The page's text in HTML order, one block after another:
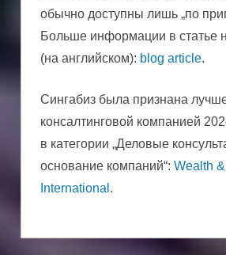
обычно доступны лишь „по
Больше информации в статье
(на английском): blog article.
Сингабиз была признана
консалтинговой компанией
в категории „Деловые
основание компаний“: Wealth
International .